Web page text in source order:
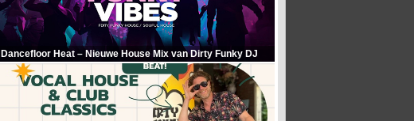
Dancefloor Heat – Nieuwe House Mix van Dirty Funky DJ